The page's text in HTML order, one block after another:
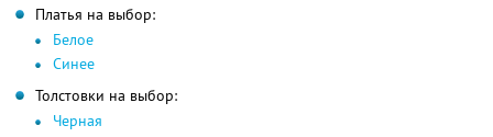
Платья на выбор:
Белое
Синее
Толстовки на выбор:
Черная